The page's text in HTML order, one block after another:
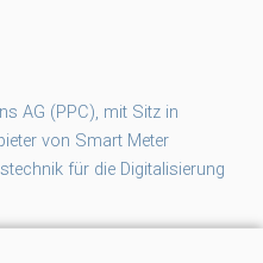
AG (PPC), mit Sitz in
von Smart Meter
für die Digitalisierung